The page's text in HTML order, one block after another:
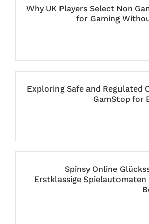
Why UK Players Select Non
for Gaming
Exploring Safe and Regulated
GamStop for
Spinsy Online
Erstklassige